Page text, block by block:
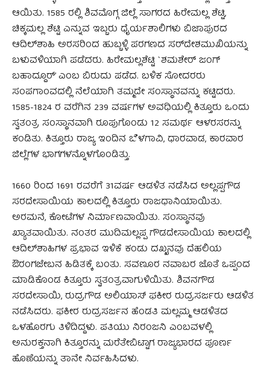
ಆಯಿತು. 1585 ರಲ್ಲಿ ಶಿವಮೊಗ್ಗ ಜಿಲ್ಲೆ ಸಾಗರದ ಹಿರೇಮಲ್ಲ ಶೆಟ್ಟಿ,
ಚಿಕ್ಕಮಲ್ಲ ಶೆಟ್ಟಿ ಎನ್ನುವ ಇಬ್ಬರು ಧೈರ್ಯಶಾಲಿಗಳು ಬಿಜಾಪುರದ
ಆದಿಲ್‌ಶಾಹಿ ಅರಸರಿಂದ ಹುಬ್ಬಳ್ಳಿ ಪರಗಣದ ಸರ್‌ದೇಶಮುಖಿಯನ್ನು
ಬಳುವಳಿಯಾಗಿ ಪಡೆದರು. ಹಿರೇಮಲ್ಲಶೆಟ್ಟಿ `ಶಮಶೇರ್ ಜಂಗ್
ಬಹಾದ್ದೂರ್’ ಎಂಬ ಬಿರುದು ಪಡೆದ. ಬಳಿಕ ಸೋದರರು
ಸಂಪಗಾಂವದಲ್ಲಿ ನೆಲೆಯಾಗಿ ತಮ್ಮದೇ ಸಂಸ್ಥಾನವನ್ನು ಕಟ್ಟಿದರು.
1585-1824 ರ ವರೆಗಿನ 239 ವರ್ಷಗಳ ಅವಧಿಯಲ್ಲಿ ಕಿತ್ತೂರು ಒಂದು
ಸ್ವತಂತ್ರ ಸಂಸ್ಥಾನವಾಗಿ ರೂಪುಗೊಂಡು 12 ಸಮರ್ಥ ಆಳರಸರನ್ನು
ಕಂಡಿತು. ಕಿತ್ತೂರು ರಾಜ್ಯ ಇಂದಿನ ಬೆಳಗಾವಿ, ಧಾರವಾಡ, ಕಾರವಾರ
ಜಿಲ್ಲೆಗಳ ಭಾಗಗಳನ್ನೊಳಗೊಂಡಿತ್ತು.
1660 ರಿಂದ 1691 ರವರೆಗೆ 31ವರ್ಷ ಆಡಳಿತ ನಡೆಸಿದ ಅಲ್ಲಪ್ಪಗೌಡ
ಸರದೇಸಾಯಿಯ ಕಾಲದಲ್ಲಿ ಕಿತ್ತೂರು ರಾಜಧಾನಿಯಾಯಿತು.
ಅರಮನೆ, ಕೋಟೆಗಳ ನಿರ್ಮಾಣವಾಯಿತು. ಸಂಸ್ಥಾನವು
ಖ್ಯಾತವಾಯಿತು. ನಂತರ ಮುದಿಮಲ್ಲಪ್ಪ ಗೌಡದೇಸಾಯಿಯ ಕಾಲದಲ್ಲಿ
ಆದಿಲ್‌ಶಾಹಿಗಳ ಪ್ರಭಾವ ಇಳಿಕೆ ಕಂಡು ದಖ್ಖನವು ದೆಹಲಿಯ
ಔರಂಗಜೇಬನ ಹಿಡಿತಕ್ಕೆ ಬಂತು. ಸವಣೂರ ನವಾಬರ ಜೊತೆ ಒಪ್ಪಂದ
ಮಾಡಿಕೊಂಡ ಕಿತ್ತೂರು ಸ್ವತಂತ್ರವಾಗುಳಿಯಿತು. ಶಿವನಗೌಡ
ಸರದೇಸಾಯಿ, ರುದ್ರಗೌಡ ಅಲಿಯಾಸ್ ಫಕೀರ ರುದ್ರಸರ್ಜರು ಆಡಳಿತ
ನಡೆಸಿದರು. ಫಕೀರ ರುದ್ರಸರ್ಜನ ಹೆಂಡತಿ ಮಲ್ಲಮ್ಮ ಆಡಳಿತದ
ಒಳಹೊರಗು ತಿಳಿದಿದ್ದಳು. ಪತಿಯು ನಿರಂಜನಿ ಎಂಬವಳಲ್ಲಿ
ಅನುರಕ್ತನಾಗಿ ಕಿತ್ತೂರನ್ನು ಮರೆತೇಬಿಟ್ಟಾಗ ರಾಜ್ಯಭಾರದ ಪೂರ್ಣ
ಹೊಣೆಯನ್ನು ತಾನೇ ನಿರ್ವಹಿಸಿದಳು.